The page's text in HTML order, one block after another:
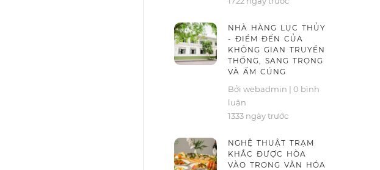
NHÀ HÀNG LỤC THỦY
- ĐIỂM ĐẾN CỦA
KHÔNG GIAN TRUYỀN
THỐNG, SANG TRỌNG
VÀ ẤM CÚNG
Bởi webadmin | 0 bình
luận
1333 ngày trước
NGHỆ THUẬT TRẠM
KHẮC ĐƯỢC HÒA
VÀO TRONG VĂN HÓA